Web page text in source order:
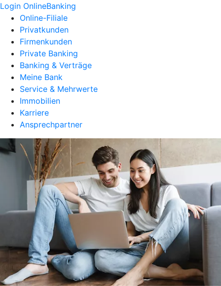
Login OnlineBanking
Online-Filiale
Privatkunden
Firmenkunden
Private Banking
Banking & Verträge
Meine Bank
Service & Mehrwerte
Immobilien
Karriere
Ansprechpartner